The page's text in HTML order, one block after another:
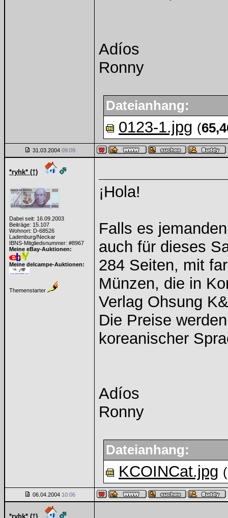
Adíos
Ronny
Dateianhang:
0123-1.jpg (
31.03.2004 09:09
*ryhk* (†)
Dabei seit: 16.09.2003
Beiträge: 15.107
Wohnort: D-68526
Ladenburg/Neckar
IBNS-Mitgliedsnummer: #8967
Meine eBay-Auktionen:
Meine delcampe-Auktionen:
Themenstarter
¡Hola!
Falls es
auch für dieses
284 Seiten, mit
Münzen, die in
Verlag Ohsung
Die Preise
koreanischer
Adíos
Ronny
Dateianhang:
KCOINCat.jpg (
06.04.2004 10:06
*ryhk* (†)